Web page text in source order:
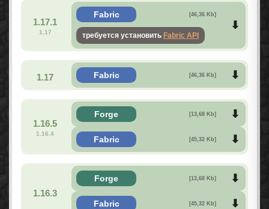
1.17.1
1.17
Fabric [46,36 Kb]
требуется установить Fabric API
1.17 Fabric [46,36 Kb]
1.16.5
1.16.4
Forge [13,68 Kb]
Fabric [45,32 Kb]
1.16.3
Forge [13,68 Kb]
Fabric [45,32 Kb]